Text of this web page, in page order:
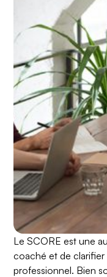
Le SCORE est une
coaché et de
professionnel. Bien